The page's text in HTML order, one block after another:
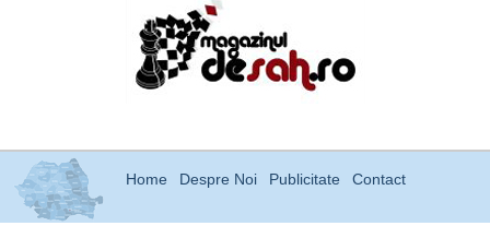
Home Despre Noi Publicitate Contact